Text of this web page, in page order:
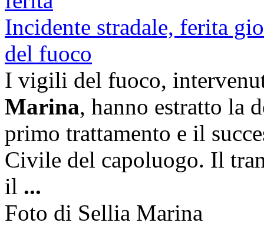
Incidente stradale, ferita
del fuoco
I vigili del fuoco,
Marina, hanno estratto la
primo trattamento e il
Civile del capoluogo. Il
il ...
Foto di Sellia Marina